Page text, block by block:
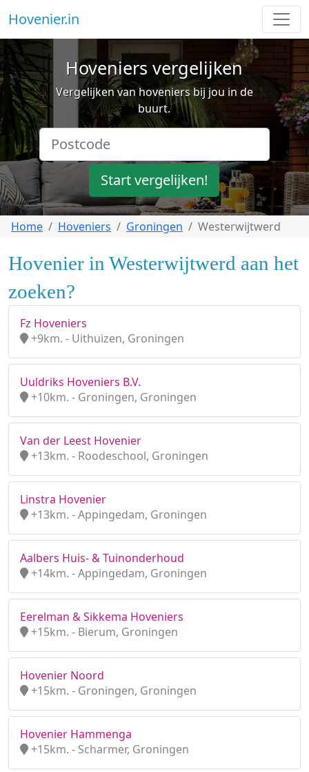
Hovenier.in
Hoveniers vergelijken
Vergelijken van hoveniers bij jou in de
buurt.
Start vergelijken!
Home Hoveniers Groningen Westerwijtwerd
Hovenier in Westerwijtwerd aan het
zoeken?
Fz Hoveniers
+9km. - Uithuizen, Groningen
Uuldriks Hoveniers B.V.
+10km. - Groningen, Groningen
Van der Leest Hovenier
+13km. - Roodeschool, Groningen
Linstra Hovenier
+13km. - Appingedam, Groningen
Aalbers Huis- & Tuinonderhoud
+14km. - Appingedam, Groningen
Eerelman & Sikkema Hoveniers
+15km. - Bierum, Groningen
Hovenier Noord
+15km. - Groningen, Groningen
Hovenier Hammenga
+15km. - Scharmer, Groningen